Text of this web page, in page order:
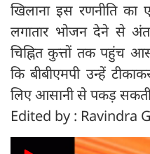
खिलाना इस रणनीति का
लगातार भोजन देने से
चिह्नित कुत्तों तक पहुंच
कि बीबीएमपी उन्हें
लिए आसानी से पकड़ सकती
Edited by : Ravindra